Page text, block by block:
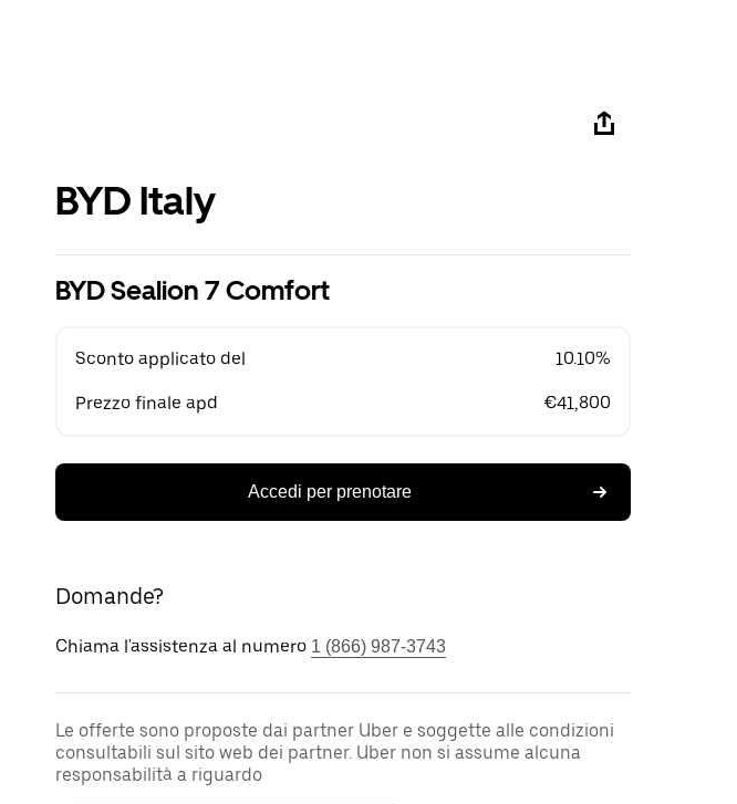
BYD Italy
BYD Sealion 7 Comfort
Sconto applicato del 10.10%
Prezzo finale apd €41,800
Accedi per prenotare
Domande?
Chiama l'assistenza al numero 1 (866) 987-3743
Le offerte sono proposte dai partner Uber e soggette alle condizioni
consultabili sul sito web dei partner. Uber non si assume alcuna
responsabilità a riguardo